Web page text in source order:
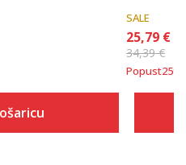
SALE
25,79 €
34,39€
Popust25%